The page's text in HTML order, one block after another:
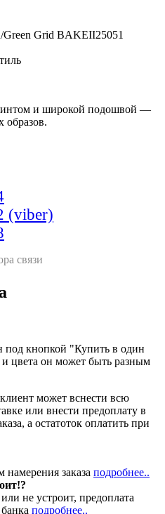
Green Grid BAKEII25051
и широкой подошвой —
образов.
(viber)
связи
под кнопкой "Купить в один
цвета он может быть разным
может вснести всю
или внести предоплату в
а остатоток оплатить при
намерения заказа подробнее..
не устроит, предоплата
подробнее..